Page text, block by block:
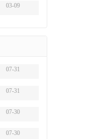
03-09
07-31
07-31
07-30
07-30